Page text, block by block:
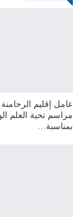
عامل إقليم
مراسم تحية العلم
بمناسبة…